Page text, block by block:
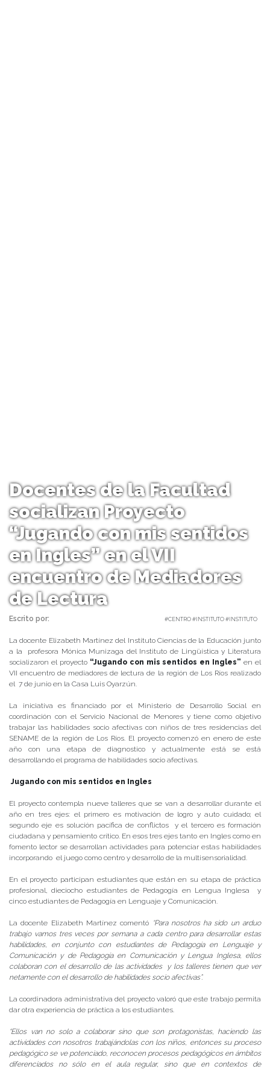
Docentes de la Facultad
socializan Proyecto
“Jugando con mis sentidos
en Ingles” en el VII
encuentro de Mediadores
de Lectura
Escrito por: #CENTRO #INSTITUTO #INSTITUTO
La docente Elizabeth Martínez del Instituto Ciencias de la Educación junto
a la profesora Mónica Munizaga del Instituto de Lingüística y Literatura
socializaron el proyecto “Jugando con mis sentidos en Ingles” en el
VII encuentro de mediadores de lectura de la región de Los Ríos realizado
el 7 de junio en la Casa Luis Oyarzún.
La iniciativa es financiado por el Ministerio de Desarrollo Social en
coordinación con el Servicio Nacional de Menores y tiene como objetivo
trabajar las habilidades socio afectivas con niños de tres residencias del
SENAME de la región de Los Ríos. El proyecto comenzó en enero de este
año con una etapa de diagnostico y actualmente está se está
desarrollando el programa de habilidades socio afectivas.
Jugando con mis sentidos en Ingles
El proyecto contempla nueve talleres que se van a desarrollar durante el
año en tres ejes: el primero es motivación de logro y auto cuidado; el
segundo eje es solución pacífica de conflictos y el tercero es formación
ciudadana y pensamiento crítico. En esos tres ejes tanto en Ingles como en
fomento lector se desarrollan actividades para potenciar estas habilidades
incorporando el juego como centro y desarrollo de la multisensorialidad.
En el proyecto participan estudiantes que están en su etapa de práctica
profesional, dieciocho estudiantes de Pedagogía en Lengua Inglesa y
cinco estudiantes de Pedagogía en Lenguaje y Comunicación.
La docente Elizabeth Martínez comentó “Para nosotros ha sido un arduo
trabajo vamos tres veces por semana a cada centro para desarrollar estas
habilidades, en conjunto con estudiantes de Pedagogía en Lenguaje y
Comunicación y de Pedagogía en Comunicación y Lengua Inglesa, ellos
colaboran con el desarrollo de las actividades y los talleres tienen que ver
netamente con el desarrollo de habilidades socio afectivas”.
La coordinadora administrativa del proyecto valoró que este trabajo permita
dar otra experiencia de práctica a los estudiantes.
“Ellos van no solo a colaborar sino que son protagonistas, haciendo las
actividades con nosotros trabajándolas con los niños, entonces su proceso
pedagógico se ve potenciado, reconocen procesos pedagógicos en ámbitos
diferenciados no sólo en el aula regular, sino que en contextos de